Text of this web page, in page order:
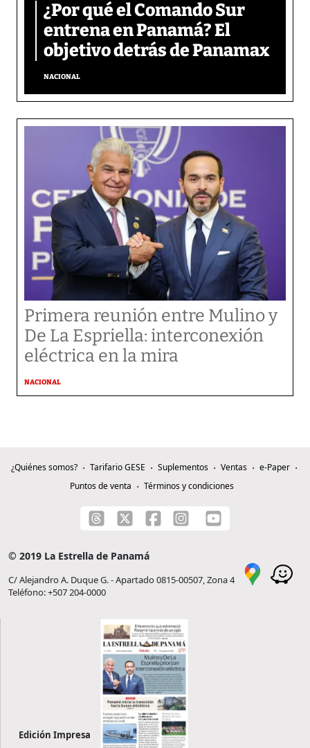
¿Por qué el Comando Sur
entrena en Panamá? El
objetivo detrás de Panamax
NACIONAL
Primera reunión entre Mulino y
De La Espriella: interconexión
eléctrica en la mira
NACIONAL
¿Quiénes somos? Tarifario GESE Suplementos Ventas
e-Paper
Puntos de venta
Términos y condiciones
© 2019 La Estrella de Panamá
C/ Alejandro A. Duque G. - Apartado 0815-00507, Zona 4
Teléfono: +507 204-0000
Edición Impresa